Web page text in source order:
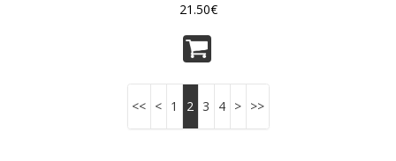
21.50€
<< < 1 2 3 4 > >>